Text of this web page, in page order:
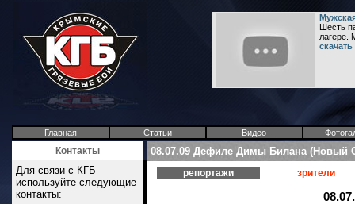
Шесть
лагере.
Главная Статьи Видео
Контакты
Для связи с КГБ
используйте следующие
контакты:
08.07.09 Дефиле Димы Билана (Новый
репортажи зрители